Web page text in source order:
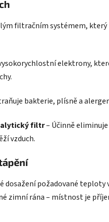
filtračním systémem, který
elektrony,
bakterie, plísně a
filtr– Účinně eliminuje
vzduch.
dosažení požadované teploty
zimní rána – místnost je